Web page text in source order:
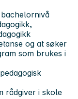
og at søker
som brukes i
rådgiver i skole